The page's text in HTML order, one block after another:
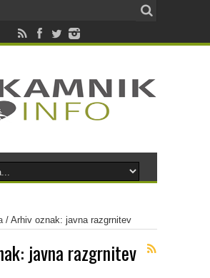
/ Arhiv oznak: javna razgrnitev
javna razgrnitev